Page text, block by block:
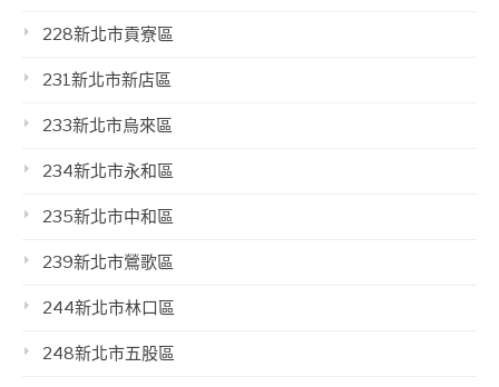
228新北市貢寮區
231新北市新店區
233新北市烏來區
234新北市永和區
235新北市中和區
239新北市鶯歌區
244新北市林口區
248新北市五股區